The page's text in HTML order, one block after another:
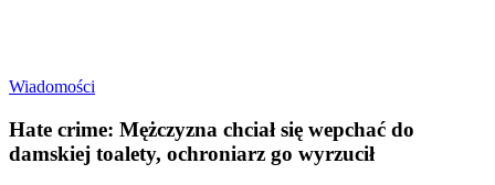
Wiadomości
Hate crime: Mężczyzna chciał się wepchać do
damskiej toalety, ochroniarz go wyrzucił